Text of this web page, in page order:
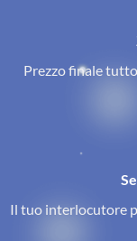
Prezzo finale
Il tuo interlocutore